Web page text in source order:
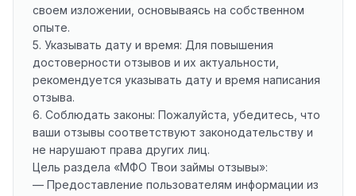
своем изложении, основываясь на собственном
опыте.
5. Указывать дату и время: Для повышения
достоверности отзывов и их актуальности,
рекомендуется указывать дату и время написания
отзыва.
6. Соблюдать законы: Пожалуйста, убедитесь, что
ваши отзывы соответствуют законодательству и
не нарушают права других лиц.
Цель раздела «МФО Твои займы отзывы»:
— Предоставление пользователям информации из